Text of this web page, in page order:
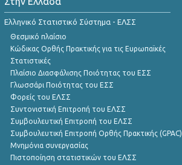
Ελληνικό Στατιστικό Σύστημα - ΕΛΣΣ
Θεσμικό πλαίσιο
Κώδικας Ορθής Πρακτικής για τις Ευρωπαϊκές
Στατιστικές
Πλαίσιο Διασφάλισης Ποιότητας του ΕΣΣ
Γλωσσάρι Ποιότητας του ΕΣΣ
Φορείς του ΕΛΣΣ
Συντονιστική Επιτροπή του ΕΛΣΣ
Συμβουλευτική Επιτροπή του ΕΛΣΣ
Συμβουλευτική Επιτροπή Ορθής Πρακτικής (GPAC)
Μνημόνια συνεργασίας
Πιστοποίηση στατιστικών του ΕΛΣΣ